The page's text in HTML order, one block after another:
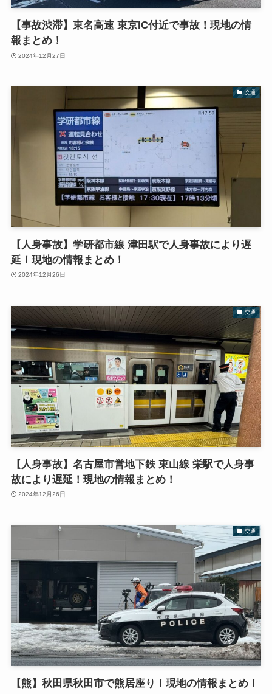
【事故渋滞】東名高速 東京IC付近で事故！現地の情
報まとめ！
2024年12月27日
交通
【人身事故】学研都市線 津田駅で人身事故により遅
延！現地の情報まとめ！
2024年12月26日
交通
【人身事故】名古屋市営地下鉄 東山線 栄駅で人身事
故により遅延！現地の情報まとめ！
2024年12月26日
交通
【熊】秋田県秋田市で熊居座り！現地の情報まとめ！